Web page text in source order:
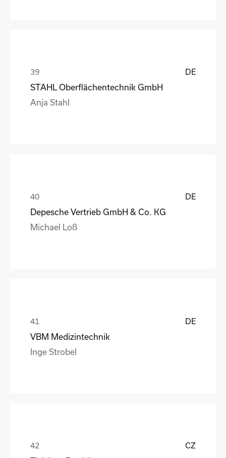
DE
STAHL Oberflächentechnik GmbH
Anja Stahl
DE
Depesche Vertrieb GmbH & Co. KG
Michael Loß
DE
VBM Medizintechnik
Inge Strobel
CZ